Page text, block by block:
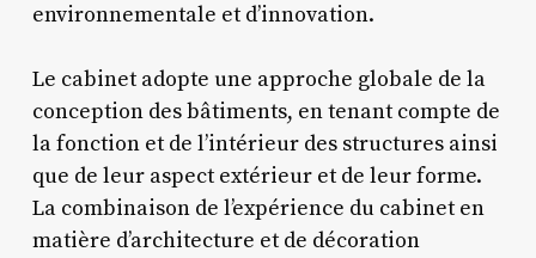
environnementale et d’innovation.
Le cabinet adopte une approche globale de la
conception des bâtiments, en tenant compte de
la fonction et de l’intérieur des structures ainsi
que de leur aspect extérieur et de leur forme.
La combinaison de l’expérience du cabinet en
matière d’architecture et de décoration